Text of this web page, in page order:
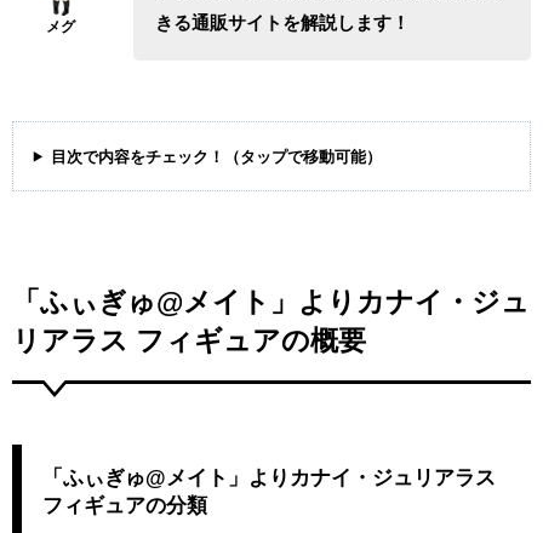
きる通販サイトを解説します！
目次で内容をチェック！（タップで移動可能）
「ふぃぎゅ@メイト」よりカナイ・ジュ
リアラス フィギュアの概要
「ふぃぎゅ@メイト」よりカナイ・ジュリアラス
フィギュアの分類